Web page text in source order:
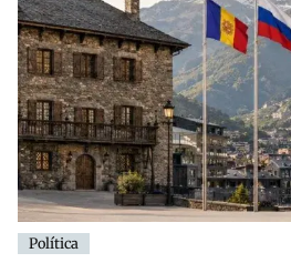
Política